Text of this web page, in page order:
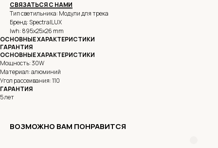
СВЯЗАТЬСЯ С НАМИ
Тип светильника: Модули для трека
Бренд: SpectralLUX
lwh: 895x25x26 mm
ОСНОВНЫЕ ХАРАКТЕРИСТИКИ
ГАРАНТИЯ
ОСНОВНЫЕ ХАРАКТЕРИСТИКИ
Мощность: 30W
Материал: алюминий
Угол рассеивания: 110
ГАРАНТИЯ
5 лет
ВОЗМОЖНО ВАМ ПОНРАВИТСЯ